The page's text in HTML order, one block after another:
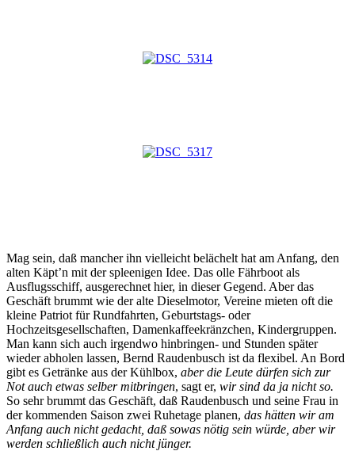
Mag sein, daß mancher ihn vielleicht belächelt hat am Anfang, den
alten Käpt’n mit der spleenigen Idee. Das olle Fährboot als
Ausflugsschiff, ausgerechnet hier, in dieser Gegend. Aber das
Geschäft brummt wie der alte Dieselmotor, Vereine mieten oft die
kleine Patriot für Rundfahrten, Geburtstags- oder
Hochzeitsgesellschaften, Damenkaffeekränzchen, Kindergruppen.
Man kann sich auch irgendwo hinbringen- und Stunden später
wieder abholen lassen, Bernd Raudenbusch ist da flexibel. An Bord
gibt es Getränke aus der Kühlbox, aber die Leute dürfen sich zur
Not auch etwas selber mitbringen, sagt er, wir sind da ja nicht so.
So sehr brummt das Geschäft, daß Raudenbusch und seine Frau in
der kommenden Saison zwei Ruhetage planen, das hätten wir am
Anfang auch nicht gedacht, daß sowas nötig sein würde, aber wir
werden schließlich auch nicht jünger.